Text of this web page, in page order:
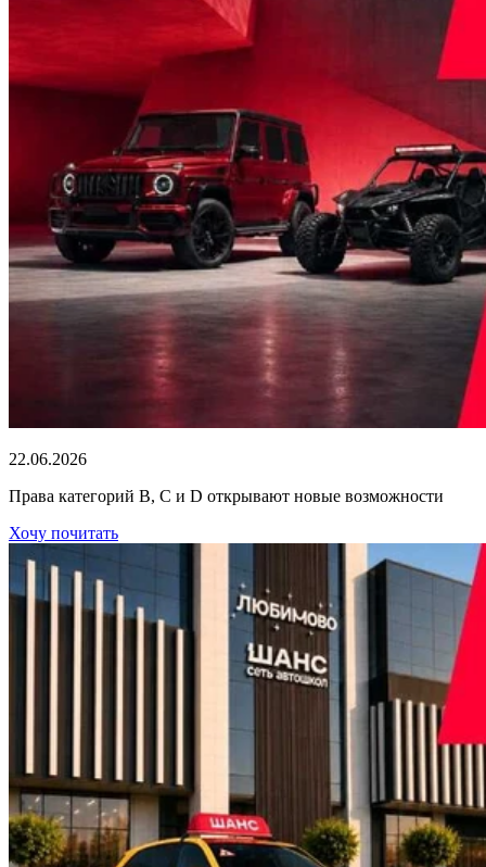
22.06.2026
Права категорий В, С и D открывают новые возможности
Хочу почитать